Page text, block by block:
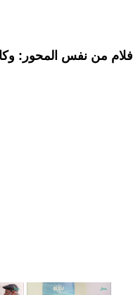
افلام من نفس المحور: